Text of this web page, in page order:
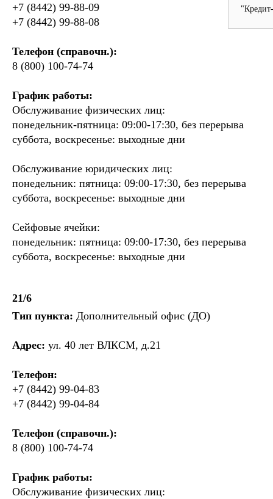
+7 (8442) 99-88-09
+7 (8442) 99-88-08
Телефон (справочн.):
8 (800) 100-74-74
График работы:
Обслуживание физических лиц:
понедельник-пятница: 09:00-17:30, без перерыва
суббота, воскресенье: выходные дни
Обслуживание юридических лиц:
понедельник: пятница: 09:00-17:30, без перерыва
суббота, воскресенье: выходные дни
Сейфовые ячейки:
понедельник: пятница: 09:00-17:30, без перерыва
суббота, воскресенье: выходные дни
21/6
Тип пункта: Дополнительный офис (ДО)
Адрес: ул. 40 лет ВЛКСМ, д.21
Телефон:
+7 (8442) 99-04-83
+7 (8442) 99-04-84
Телефон (справочн.):
8 (800) 100-74-74
График работы:
Обслуживание физических лиц: